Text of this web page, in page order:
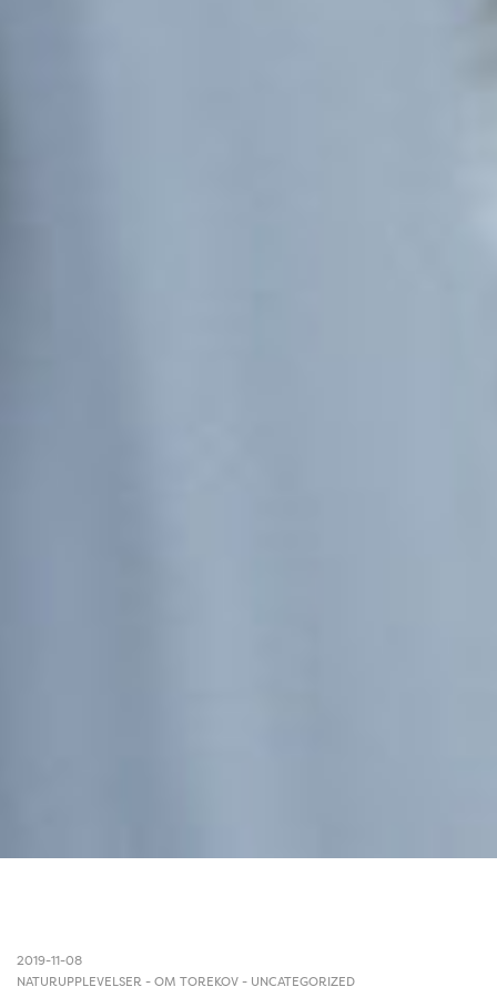
2019-11-08
NATURUPPLEVELSER-OM TOREKOV- UNCATEGORIZED